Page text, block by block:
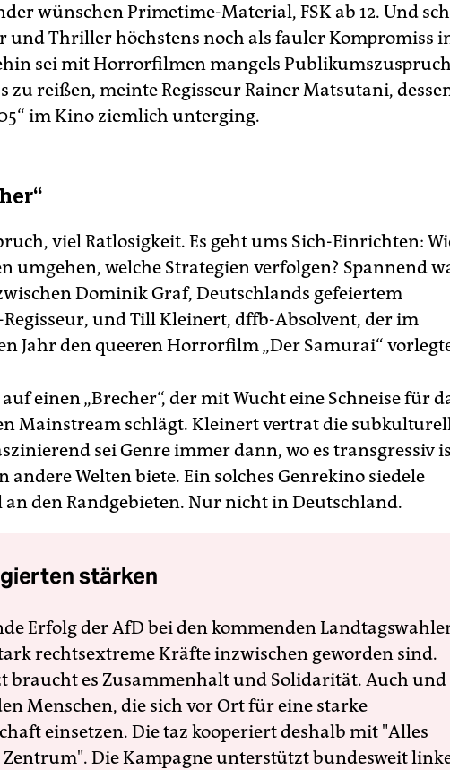
wünschen Primetime-Material, FSK ab 12. Und
und Thriller höchstens noch als fauler Kompromiss
sei mit Horrorfilmen mangels Publikumszuspruch
zu reißen, meinte Regisseur Rainer Matsutani,
im Kino ziemlich unterging.
viel Ratlosigkeit. Es geht ums Sich-Einrichten:
umgehen, welche Strategien verfolgen? Spannend
Dominik Graf, Deutschlands gefeiertem
und Till Kleinert, dffb-Absolvent, der im
Jahr den queeren Horrorfilm „Der Samurai“
einen „Brecher“, der mit Wucht eine Schneise für
Mainstream schlägt. Kleinert vertrat die
sei Genre immer dann, wo es transgressiv
andere Welten biete. Ein solches Genrekino siedele
den Randgebieten. Nur nicht in Deutschland.
stärken
Erfolg der AfD bei den kommenden
rechtsextreme Kräfte inzwischen geworden sind.
braucht es Zusammenhalt und Solidarität. Auch und
Menschen, die sich vor Ort für eine starke
einsetzen. Die taz kooperiert deshalb mit "Alles
Die Kampagne unterstützt bundesweit